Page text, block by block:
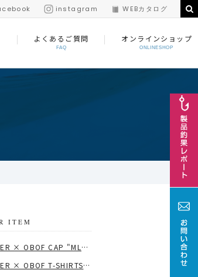
instagram WEBカタログ
よくあるご質問
FAQ
オンラインショップ
ONLINESHOP
ITEM
× OBOF CAP "MLB style"
× OBOF T-SHIRTS "GORIART"